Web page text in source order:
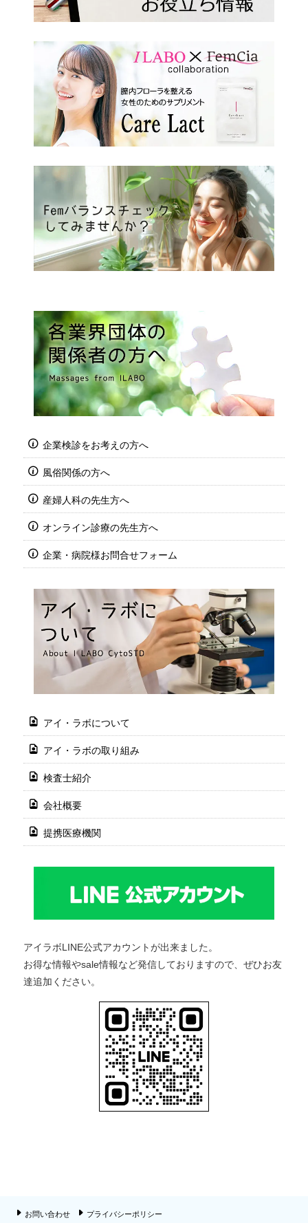
企業検診をお考えの方へ
風俗関係の方へ
産婦人科の先生方へ
オンライン診療の先生方へ
企業・病院様お問合せフォーム
アイ・ラボについて
アイ・ラボの取り組み
検査士紹介
会社概要
提携医療機関
アイラボLINE公式アカウントが出来ました。
お得な情報やsale情報など発信しておりますので、ぜひお友
達追加ください。
お問い合わせ プライバシーポリシー